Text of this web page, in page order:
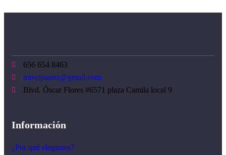
656 654 8463
traveljuarez@gmail.com
Blvd. Óscar Flores #6571 plaza Camila local 9
Información
¿Por qué elegirnos?